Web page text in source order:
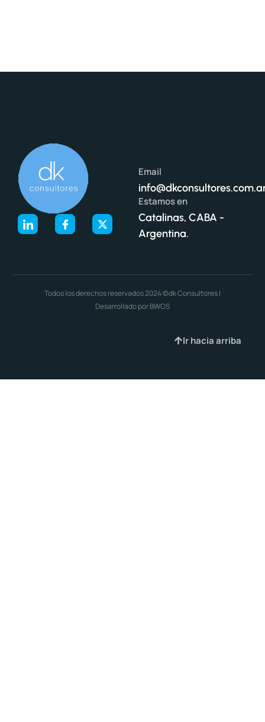
Email
Estamos en
Catalinas, CABA -
Argentina.
Todos los derechos reservados 2024 ©dk Consultores |
Desarrollado por BWOS
Ir hacia arriba